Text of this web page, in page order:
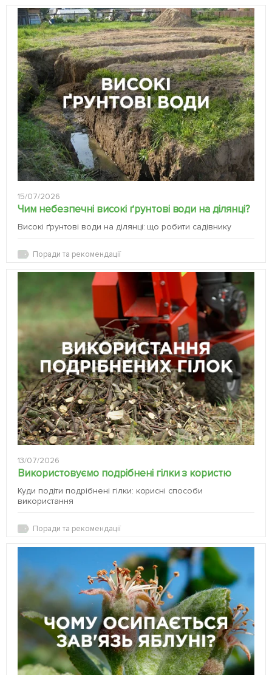
15/07/2026
Чим небезпечні високі ґрунтові води на ділянці?
Високі ґрунтові води на ділянці: що робити садівнику
Поради та рекомендації
13/07/2026
Використовуємо подрібнені гілки з користю
Куди подіти подрібнені гілки: корисні способи
використання
Поради та рекомендації